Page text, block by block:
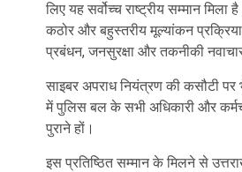
लिए यह सर्वोच्च राष्ट्रीय सम्मान
कठोर और बहुस्तरीय मूल्यांकन
प्रबंधन, जनसुरक्षा और तकनीकी
साइबर अपराध नियंत्रण की कसौटी
में पुलिस बल के सभी अधिकारी और
पुराने हों।
इस प्रतिष्ठित सम्मान के मिलने से